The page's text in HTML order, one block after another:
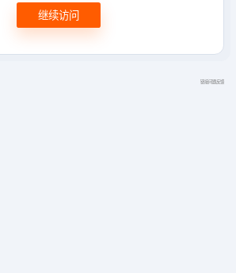
继续访问
链接问题反馈